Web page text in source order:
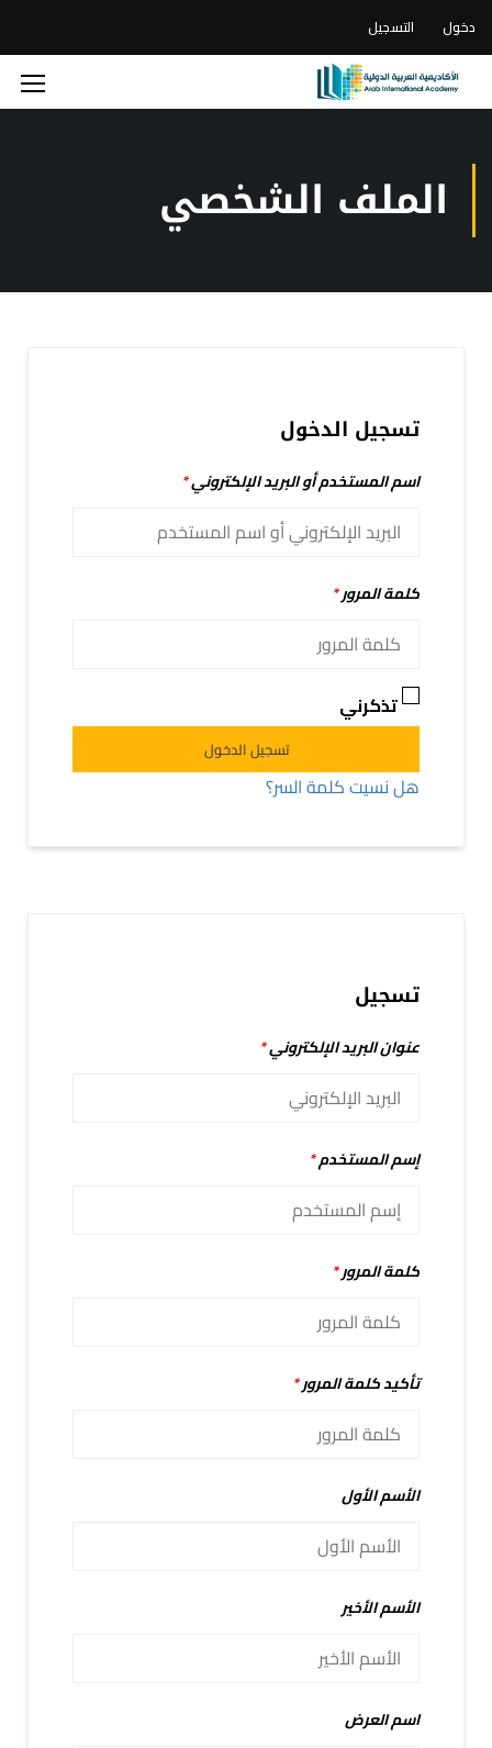
دخول التسجيل
الملف الشخصي
تسجيل الدخول
اسم المستخدم أو البريد الإلكتروني*
كلمة المرور*
تذكرني
تسجيل الدخول
هل نسيت كلمة السر؟
تسجيل
عنوان البريد الإلكتروني*
إسم المستخدم*
كلمة المرور*
تأكيد كلمة المرور*
الأسم الأول
الأسم الأخير
اسم العرض